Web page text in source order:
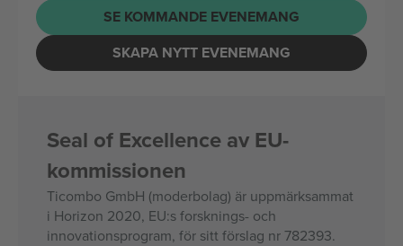
SE KOMMANDE EVENEMANG
SKAPA NYTT EVENEMANG
Seal of Excellence av EU-
kommissionen
Ticombo GmbH (moderbolag) är uppmärksammat
i Horizon 2020, EU:s forsknings- och
innovationsprogram, för sitt förslag nr 782393.